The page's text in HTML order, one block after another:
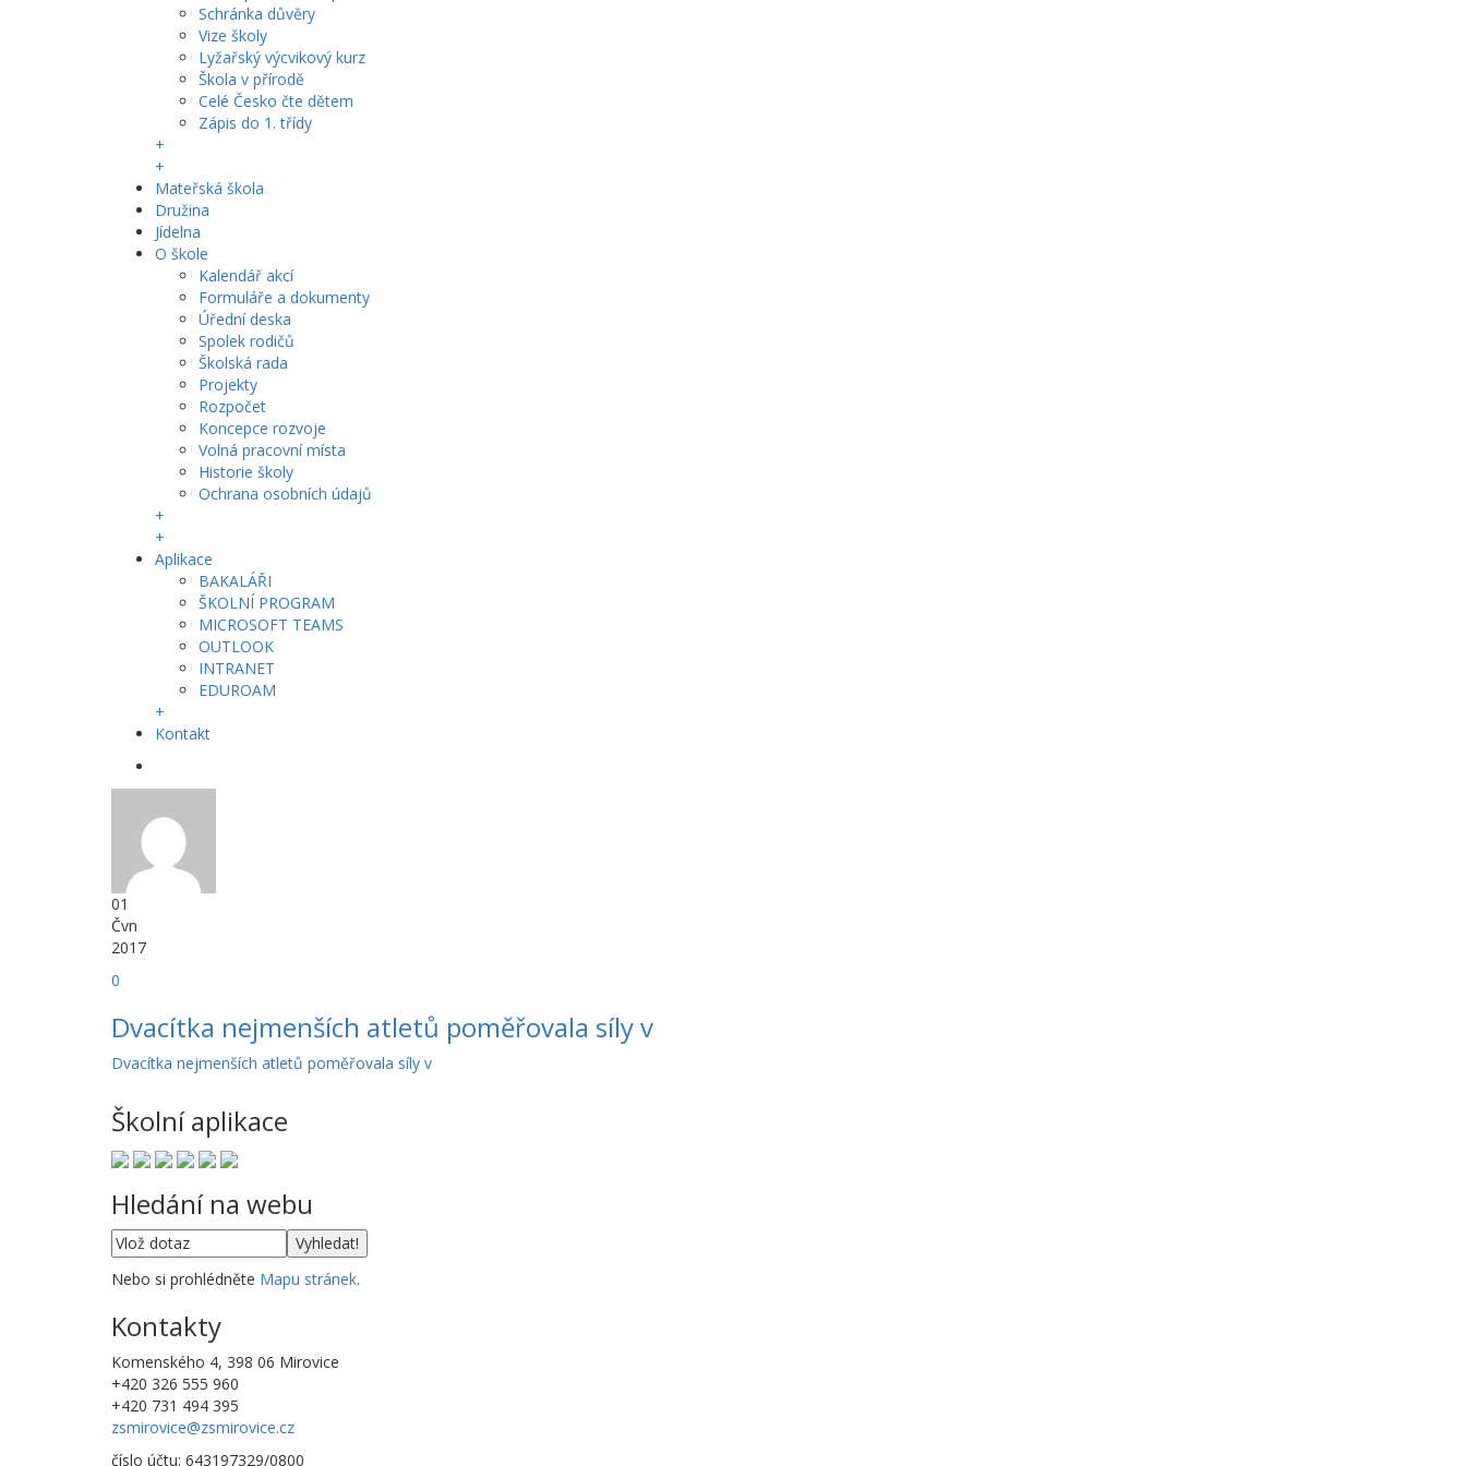
Schránka důvěry
Vize školy
Lyžařský výcvikový kurz
Škola v přírodě
Celé Česko čte dětem
Zápis do 1. třídy
+
+
Mateřská škola
Družina
Jídelna
O škole
Kalendář akcí
Formuláře a dokumenty
Úřední deska
Spolek rodičů
Školská rada
Projekty
Rozpočet
Koncepce rozvoje
Volná pracovní místa
Historie školy
Ochrana osobních údajů
+
+
Aplikace
BAKALÁŘI
ŠKOLNÍ PROGRAM
MICROSOFT TEAMS
OUTLOOK
INTRANET
EDUROAM
+
Kontakt
01
Čvn
2017
0
Dvacítka nejmenších atletů poměřovala síly v
Dvacítka nejmenších atletů poměřovala síly v
Školní aplikace
Hledání na webu
Nebo si prohlédněte Mapu stránek.
Kontakty
Komenského 4, 398 06 Mirovice
+420 326 555 960
+420 731 494 395
zsmirovice@zsmirovice.cz
číslo účtu: 643197329/0800